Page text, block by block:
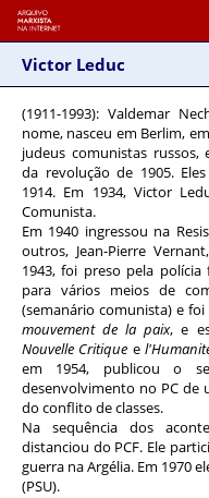
Victor Leduc
(1911-1993): Valdemar
nome, nasceu em Berlim,
judeus comunistas russos,
da revolução de 1905.
1914. Em 1934, Victor
Comunista.
Em 1940 ingressou na
outros, Jean-Pierre
1943, foi preso pela
para vários meios de
(semanário comunista) e
mouvement de la paix, e
Nouvelle Critique e
em 1954, publicou o
desenvolvimento no PC de
do conflito de classes.
Na sequência dos
distanciou do PCF. Ele
guerra na Argélia. Em 1970
(PSU).